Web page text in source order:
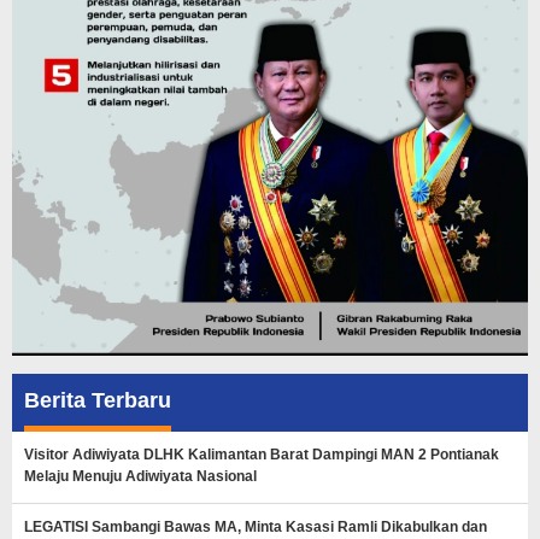
Berita Terbaru
Visitor Adiwiyata DLHK Kalimantan Barat Dampingi MAN 2 Pontianak
Melaju Menuju Adiwiyata Nasional
LEGATISI Sambangi Bawas MA, Minta Kasasi Ramli Dikabulkan dan